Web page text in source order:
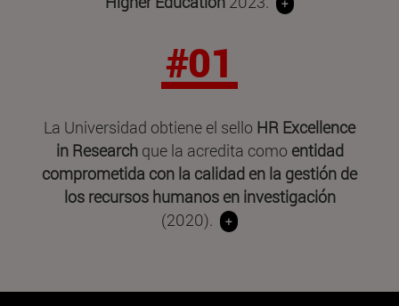
#01
La Universidad obtiene el sello HR Excellence
in Researchque la acredita como entidad
comprometida con la calidad en la gestión de
los recursos humanos en investigación
(2020).
+